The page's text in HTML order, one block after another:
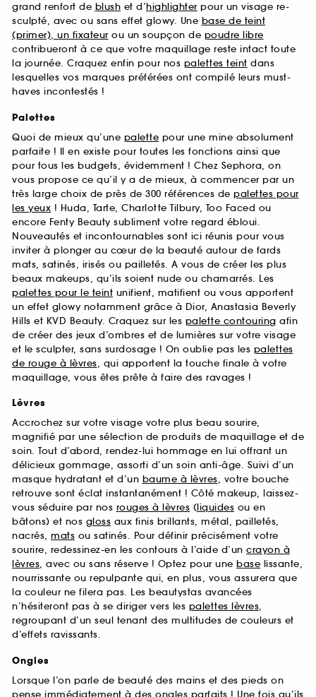
grand renfort de blush et d’highlighter pour un visage re-
sculpté, avec ou sans effet glowy. Une base de teint
(primer), un fixateur ou un soupçon de poudre libre
contribueront à ce que votre maquillage reste intact toute
la journée. Craquez enfin pour nos palettes teint dans
lesquelles vos marques préférées ont compilé leurs must-
haves incontestés !
Palettes
Quoi de mieux qu’une palette pour une mine absolument
parfaite ! Il en existe pour toutes les fonctions ainsi que
pour tous les budgets, évidemment ! Chez Sephora, on
vous propose ce qu’il y a de mieux, à commencer par un
très large choix de près de 300 références de palettes pour
les yeux ! Huda, Tarte, Charlotte Tilbury, Too Faced ou
encore Fenty Beauty subliment votre regard ébloui.
Nouveautés et incontournables sont ici réunis pour vous
inviter à plonger au cœur de la beauté autour de fards
mats, satinés, irisés ou pailletés. A vous de créer les plus
beaux makeups, qu’ils soient nude ou chamarrés. Les
palettes pour le teint unifient, matifient ou vous apportent
un effet glowy notamment grâce à Dior, Anastasia Beverly
Hills et KVD Beauty. Craquez sur les palette contouring afin
de créer des jeux d’ombres et de lumières sur votre visage
et le sculpter, sans surdosage ! On oublie pas les palettes
de rouge à lèvres, qui apportent la touche finale à votre
maquillage, vous êtes prête à faire des ravages !
Lèvres
Accrochez sur votre visage votre plus beau sourire,
magnifié par une sélection de produits de maquillage et de
soin. Tout d’abord, rendez-lui hommage en lui offrant un
délicieux gommage, assorti d’un soin anti-âge. Suivi d’un
masque hydratant et d’un baume à lèvres, votre bouche
retrouve sont éclat instantanément ! Côté makeup, laissez-
vous séduire par nos rouges à lèvres (liquides ou en
bâtons) et nos gloss aux finis brillants, métal, pailletés,
nacrés, mats ou satinés. Pour définir précisément votre
sourire, redessinez-en les contours à l’aide d’un crayon à
lèvres, avec ou sans réserve ! Optez pour une base lissante,
nourrissante ou repulpante qui, en plus, vous assurera que
la couleur ne filera pas. Les beautystas avancées
n’hésiteront pas à se diriger vers les palettes lèvres,
regroupant d’un seul tenant des multitudes de couleurs et
d’effets ravissants.
Ongles
Lorsque l’on parle de beauté des mains et des pieds on
pense immédiatement à des ongles parfaits ! Une fois qu’ils